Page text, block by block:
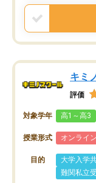
戻せ、授業内容や
と思います。
キミ
評価
対象学年 高1～高3
授業形式 オンライ
目的 大学入学
難関私立